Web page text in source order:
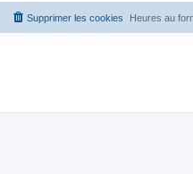
Heures au
Supprimer les cookies